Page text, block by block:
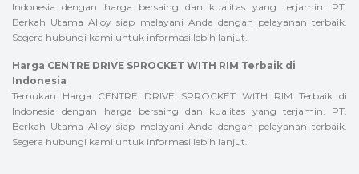
Indonesia dengan harga bersaing dan kualitas yang terjamin. PT.
Berkah Utama Alloy siap melayani Anda dengan pelayanan terbaik.
Segera hubungi kami untuk informasi lebih lanjut.
Harga CENTRE DRIVE SPROCKET WITH RIM Terbaik di
Indonesia
Temukan Harga CENTRE DRIVE SPROCKET WITH RIM Terbaik di
Indonesia dengan harga bersaing dan kualitas yang terjamin. PT.
Berkah Utama Alloy siap melayani Anda dengan pelayanan terbaik.
Segera hubungi kami untuk informasi lebih lanjut.